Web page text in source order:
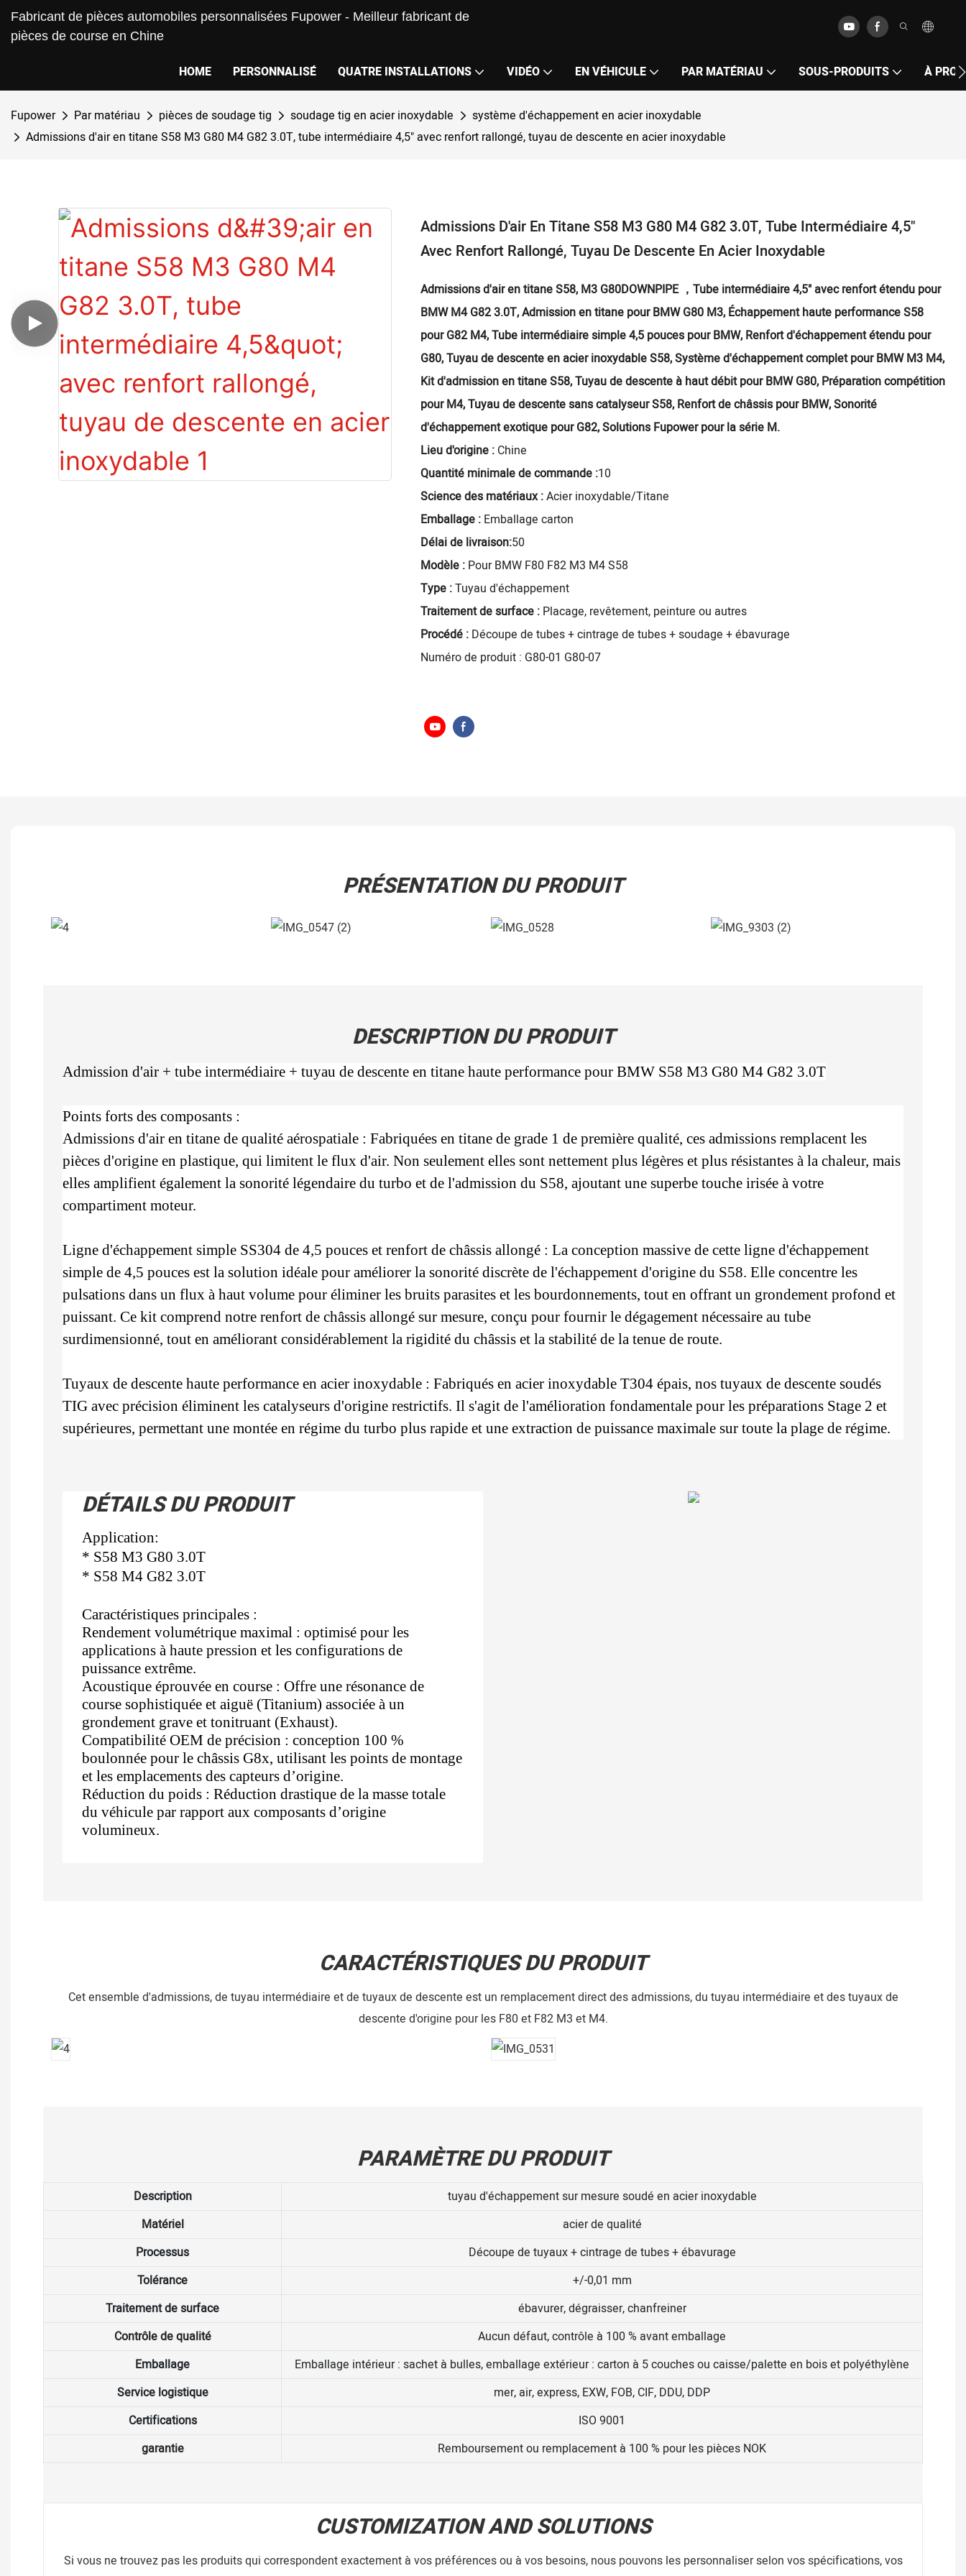
Fabricant de pièces automobiles personnalisées Fupower - Meilleur fabricant de
pièces de course en Chine
HOME PERSONNALISÉ QUATRE INSTALLATIONS VIDÉO EN VÉHICULE PAR MATÉRIAU SOUS-PRODUITS À
Fupower Par matériau pièces de soudage tig soudage tig en acier inoxydable
système d'échappement en acier inoxydable
Admissions d'air en titane S58 M3 G80 M4 G82 3.0T, tube intermédiaire 4,5" avec renfort rallongé, tuyau de descente en acier inoxydable
Admissions D'air En Titane S58 M3 G80 M4 G82 3.0T, Tube Intermédiaire 4,5"
Avec Renfort Rallongé, Tuyau De Descente En Acier Inoxydable
Admissions d'air en titane S58, M3 G80DOWNPIPE，Tube intermédiaire 4,5" avec renfort étendu pour
BMW M4 G82 3.0T, Admission en titane pour BMW G80 M3, Échappement haute performance S58
pour G82 M4, Tube intermédiaire simple 4,5 pouces pour BMW, Renfort d'échappement étendu pour
G80, Tuyau de descente en acier inoxydable S58, Système d'échappement complet pour BMW M3 M4,
Kit d'admission en titane S58, Tuyau de descente à haut débit pour BMW G80, Préparation compétition
pour M4, Tuyau de descente sans catalyseur S58, Renfort de châssis pour BMW, Sonorité
d'échappement exotique pour G82, Solutions Fupower pour la série M.
Lieu d'origine : Chine
Quantité minimale de commande :10
Science des matériaux :Acier inoxydable/Titane
Emballage : Emballage carton
Délai de livraison:50
Modèle : Pour BMW F80 F82 M3 M4 S58
Type :Tuyau d'échappement
Traitement de surface : Placage, revêtement, peinture ou autres
Procédé : Découpe de tubes + cintrage de tubes + soudage + ébavurage
Numéro de produit : G80-01 G80-07
PRÉSENTATION DU PRODUIT
DESCRIPTION DU PRODUIT
Admission d'air + tube intermédiaire + tuyau de descente en titane haute performance pour BMW S58 M3 G80 M4 G82 3.0T
Points forts des composants :
Admissions d'air en titane de qualité aérospatiale : Fabriquées en titane de grade 1 de première qualité, ces admissions remplacent les
pièces d'origine en plastique, qui limitent le flux d'air. Non seulement elles sont nettement plus légères et plus résistantes à la chaleur, mais
elles amplifient également la sonorité légendaire du turbo et de l'admission du S58, ajoutant une superbe touche irisée à votre
compartiment moteur.
Ligne d'échappement simple SS304 de 4,5 pouces et renfort de châssis allongé : La conception massive de cette ligne d'échappement
simple de 4,5 pouces est la solution idéale pour améliorer la sonorité discrète de l'échappement d'origine du S58. Elle concentre les
pulsations dans un flux à haut volume pour éliminer les bruits parasites et les bourdonnements, tout en offrant un grondement profond et
puissant. Ce kit comprend notre renfort de châssis allongé sur mesure, conçu pour fournir le dégagement nécessaire au tube
surdimensionné, tout en améliorant considérablement la rigidité du châssis et la stabilité de la tenue de route.
Tuyaux de descente haute performance en acier inoxydable : Fabriqués en acier inoxydable T304 épais, nos tuyaux de descente soudés
TIG avec précision éliminent les catalyseurs d'origine restrictifs. Il s'agit de l'amélioration fondamentale pour les préparations Stage 2 et
supérieures, permettant une montée en régime du turbo plus rapide et une extraction de puissance maximale sur toute la plage de régime.
DÉTAILS DU PRODUIT
Application:
* S58 M3 G80 3.0T
* S58 M4 G82 3.0T
Caractéristiques principales :
Rendement volumétrique maximal : optimisé pour les
applications à haute pression et les configurations de
puissance extrême.
Acoustique éprouvée en course : Offre une résonance de
course sophistiquée et aiguë (Titanium) associée à un
grondement grave et tonitruant (Exhaust).
Compatibilité OEM de précision : conception 100 %
boulonnée pour le châssis G8x, utilisant les points de montage
et les emplacements des capteurs d’origine.
Réduction du poids : Réduction drastique de la masse totale
du véhicule par rapport aux composants d’origine
volumineux.
CARACTÉRISTIQUES DU PRODUIT
Cet ensemble d'admissions, de tuyau intermédiaire et de tuyaux de descente est un remplacement direct des admissions, du tuyau intermédiaire et des tuyaux de
descente d'origine pour les F80 et F82 M3 et M4.
PARAMÈTRE DU PRODUIT
Description
tuyau d'échappement sur mesure soudé en acier inoxydable
Matériel
acier de qualité
Processus
Découpe de tuyaux + cintrage de tubes + ébavurage
Tolérance
+/-0,01 mm
Traitement de surface
ébavurer, dégraisser, chanfreiner
Contrôle de qualité
Aucun défaut, contrôle à 100 % avant emballage
Emballage
Emballage intérieur : sachet à bulles, emballage extérieur : carton à 5 couches ou caisse/palette en bois et polyéthylène
Service logistique
mer, air, express, EXW, FOB, CIF, DDU, DDP
Certifications
ISO 9001
garantie
Remboursement ou remplacement à 100 % pour les pièces NOK
CUSTOMIZATION AND SOLUTIONS
Si vous ne trouvez pas les produits qui correspondent exactement à vos préférences ou à vos besoins, nous pouvons les personnaliser selon vos spécifications, vos